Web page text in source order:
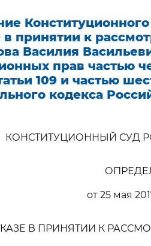
в принятии к
Василия
прав частью
109 и частью
кодекса
КОНСТИТУЦИОННЫЙ СУД
от 25 мая
В ПРИНЯТИИ К